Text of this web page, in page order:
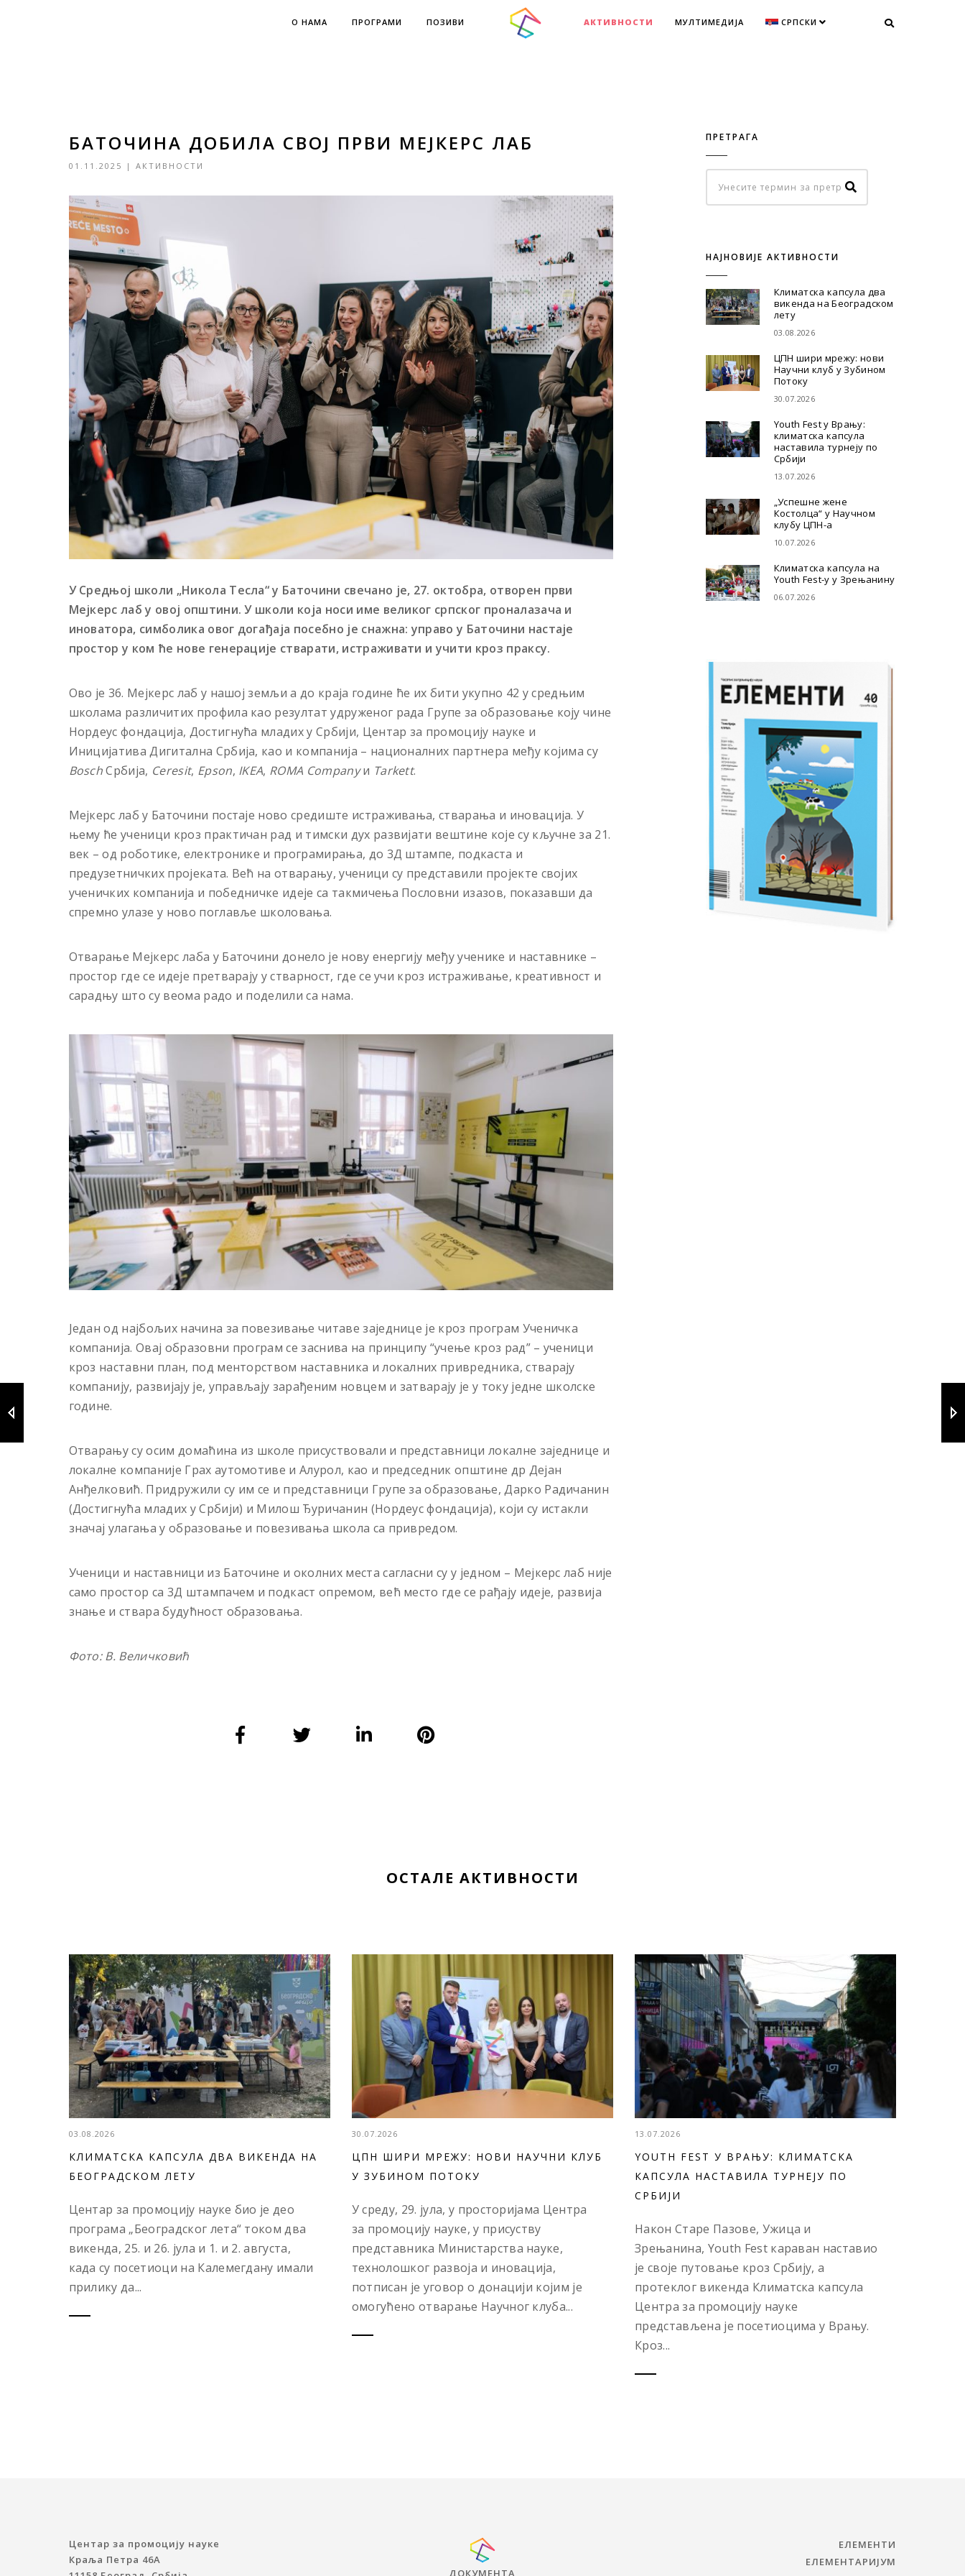
О НАМА ПРОГРАМИ ПОЗИВИ АКТИВНОСТИ МУЛТИМЕДИЈА СРПСКИ
БАТОЧИНА ДОБИЛА СВОЈ ПРВИ МЕЈКЕРС ЛАБ
01.11.2025 | АКТИВНОСТИ
У Средњој школи „Никола Тесла“ у Баточини свечано је, 27. октобра, отворен први
Мејкерс лаб у овој општини. У школи која носи име великог српског проналазача и
иноватора, симболика овог догађаја посебно је снажна: управо у Баточини настаје
простор у ком ће нове генерације стварати, истраживати и учити кроз праксу.
Ово је 36. Мејкерс лаб у нашој земљи а до краја године ће их бити укупно 42 у средњим
школама различитих профила као резултат удруженог рада Групе за образовање коју чине
Нордеус фондација, Достигнућа младих у Србији, Центар за промоцију науке и
Иницијатива Дигитална Србија, као и компанија – националних партнера међу којима су
BoschСрбија, Ceresit, Epson, IKEA, ROMA Companyи Tarkett.
Мејкерс лаб у Баточини постаје ново средиште истраживања, стварања и иновација. У
њему ће ученици кроз практичан рад и тимски дух развијати вештине које су кључне за 21.
век – од роботике, електронике и програмирања, до 3Д штампе, подкаста и
предузетничких пројеката. Већ на отварању, ученици су представили пројекте својих
ученичких компанија и победничке идеје са такмичења Пословни изазов, показавши да
спремно улазе у ново поглавље школовања.
Отварање Мејкерс лаба у Баточини донело је нову енергију међу ученике и наставнике –
простор где се идеје претварају у стварност, где се учи кроз истраживање, креативност и
сарадњу што су веома радо и поделили са нама.
Један од најбољих начина за повезивање читаве заједнице је кроз програм Ученичка
компанија. Овај образовни програм се заснива на принципу “учење кроз рад” – ученици
кроз наставни план, под менторством наставника и локалних привредника, стварају
компанију, развијају је, управљају зарађеним новцем и затварају је у току једне школске
године.
Отварању су осим домаћина из школе присуствовали и представници локалне заједнице и
локалне компаније Грах аутомотиве и Алурол, као и председник општине др Дејан
Анђелковић. Придружили су им се и представници Групе за образовање, Дарко Радичанин
(Достигнућа младих у Србији) и Милош Ђуричанин (Нордеус фондација), који су истакли
значај улагања у образовање и повезивања школа са привредом.
Ученици и наставници из Баточине и околних места сагласни су у једном – Мејкерс лаб није
само простор са 3Д штампачем и подкаст опремом, већ место где се рађају идеје, развија
знање и ствара будућност образовања.
Фото: В. Величковић
ПРЕТРАГА
НАЈНОВИЈЕ АКТИВНОСТИ
Климатска капсула два
викенда на Београдском
лету
03.08.2026
ЦПН шири мрежу: нови
Научни клуб у Зубином
Потоку
30.07.2026
Youth Fest у Врању:
климатска капсула
наставила турнеју по
Србији
13.07.2026
„Успешне жене
Костолца“ у Научном
клубу ЦПН-а
10.07.2026
Климатска капсула на
Youth Fest-у у Зрењанину
06.07.2026
ОСТАЛЕ АКТИВНОСТИ
03.08.2026
КЛИМАТСКА КАПСУЛА ДВА ВИКЕНДА НА
БЕОГРАДСКОМ ЛЕТУ
Центар за промоцију науке био је део
програма „Београдског лета“ током два
викенда, 25. и 26. јула и 1. и 2. августа,
када су посетиоци на Калемегдану имали
прилику да...
30.07.2026
ЦПН ШИРИ МРЕЖУ: НОВИ НАУЧНИ КЛУБ
У ЗУБИНОМ ПОТОКУ
У среду, 29. јула, у просторијама Центра
за промоцију науке, у присуству
представника Министарства науке,
технолошког развоја и иновација,
потписан је уговор о донацији којим је
омогућено отварање Научног клуба...
13.07.2026
YOUTH FEST У ВРАЊУ: КЛИМАТСКА
КАПСУЛА НАСТАВИЛА ТУРНЕЈУ ПО
СРБИЈИ
Након Старе Пазове, Ужица и
Зрењанина, Youth Fest караван наставио
је своје путовање кроз Србију, а
протеклог викенда Климатска капсула
Центра за промоцију науке
представљена је посетиоцима у Врању.
Кроз...
Центар за промоцију науке
Краља Петра 46A
ДОКУМЕНТА
ЕЛЕМЕНТИ
ЕЛЕМЕНТАРИЈУМ